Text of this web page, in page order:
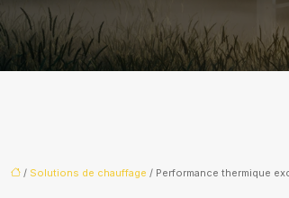
/ Solutions de chauffage / Performance thermique